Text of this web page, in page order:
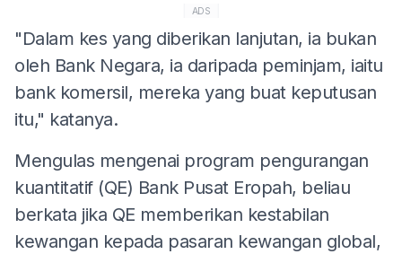
ADS
"Dalam kes yang diberikan lanjutan, ia bukan
oleh Bank Negara, ia daripada peminjam, iaitu
bank komersil, mereka yang buat keputusan
itu," katanya.
Mengulas mengenai program pengurangan
kuantitatif (QE) Bank Pusat Eropah, beliau
berkata jika QE memberikan kestabilan
kewangan kepada pasaran kewangan global,